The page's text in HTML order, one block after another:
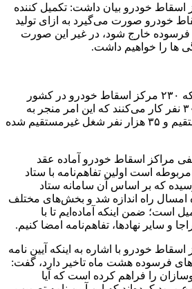
خودرو بیان داشت: تکمیل کننده
خودرو صورت می‌گیرد به ازای تولید
فرسوده خارج شود، در غیر این صورت
ها را خواهیم داشت.
مشهدی شریف با بیان اینکه ۲۳۰ مرکز اسقاط خودرو در کشور
داریم گفت: در هر مرکز ۳۰ نفر کار می‌کنند که این امر منجر به
ایجاد هفت هزار شغل مستقیم و ۳۵ هزار نفر شغل غیرمستقیم شده
مراکز اسقاط خودرو آماده عقد
مربوطه است اولین تفاهم‌نامه با ستاد
که بر اساس آن سامانه ستاد
امسال راه اندازه شد و بخش‌های مختلف
است؛ ضمن اینکه آماده‌ایم تا با
و سایر نهادها، تفاهم‌نامه امضا کنیم.
خودرو با اشاره به اینکه آیین نامه
فرسوده هشت ماه تاخیر دارد، گفت:
را فراهم کرده است که آیا